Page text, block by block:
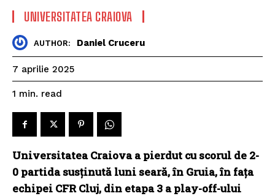
UNIVERSITATEA CRAIOVA
AUTHOR: Daniel Cruceru
7 aprilie 2025
1 min. read
Universitatea Craiova a pierdut cu scorul de 2-
0 partida susţinută luni seară, în Gruia, în faţa
echipei CFR Cluj, din etapa 3 a play-off-ului